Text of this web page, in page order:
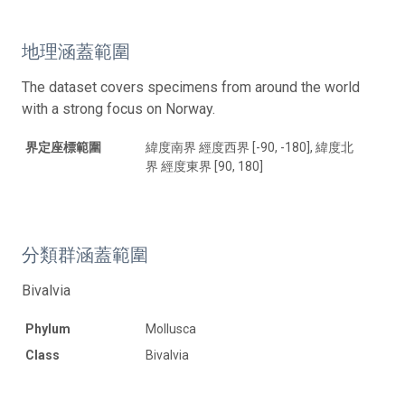
地理涵蓋範圍
The dataset covers specimens from around the world
with a strong focus on Norway.
界定座標範圍
緯度南界 經度西界 [-90, -180], 緯度北
界 經度東界 [90, 180]
分類群涵蓋範圍
Bivalvia
Phylum
Mollusca
Class
Bivalvia